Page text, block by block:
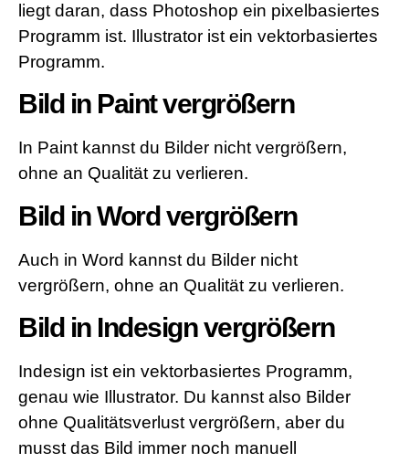
liegt daran, dass Photoshop ein pixelbasiertes
Programm ist. Illustrator ist ein vektorbasiertes
Programm.
Bild in Paint vergrößern
In Paint kannst du Bilder nicht vergrößern,
ohne an Qualität zu verlieren.
Bild in Word vergrößern
Auch in Word kannst du Bilder nicht
vergrößern, ohne an Qualität zu verlieren.
Bild in Indesign vergrößern
Indesign ist ein vektorbasiertes Programm,
genau wie Illustrator. Du kannst also Bilder
ohne Qualitätsverlust vergrößern, aber du
musst das Bild immer noch manuell